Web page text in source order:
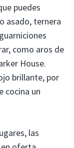
puedes
asado, ternera
como aros de
House.
brillante, por
cocina un
las